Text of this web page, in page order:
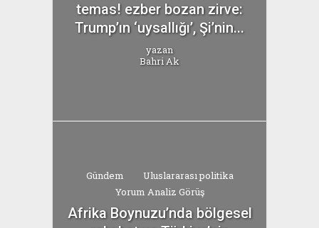
temas! ezber bozan zirve:
Trump’ın ‘uysallığı’, Şi’nin...
yazan
Bahri Ak
Gündem
Uluslararası politika
Yorum Analiz Görüş
Afrika Boynuzu’nda bölgesel